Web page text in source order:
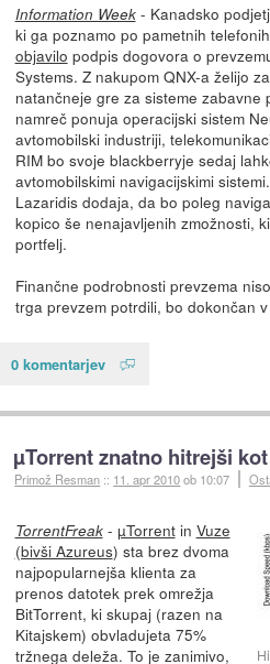
Information Week- Kanadsko
ki ga poznamo po pametnih
objavilo podpis dogovora o
Systems. Z nakupom QNX-a želijo
natančneje gre za sisteme zabavne
namreč ponuja operacijski sistem
avtomobilski industriji,
RIM bo svoje blackberryje sedaj
avtomobilskimi navigacijskimi
Lazaridis dodaja, da bo poleg
kopico še nenajavljenih zmožnosti,
portfelj.
Finančne podrobnosti prevzema
trga prevzem potrdili, bo dokončan
0 komentarjev
µTorrent znatno hitrejši
Primož Resman :: 11. apr 2010ob 10:07
TorrentFreak- µTorrentin Vuze
(bivši Azureus) sta brez dvoma
najpopularnejša klienta za
prenos datotek prek omrežja
BitTorrent, ki skupaj (razen na
Kitajskem) obvladujeta 75%
tržnega deleža. To je zanimivo,